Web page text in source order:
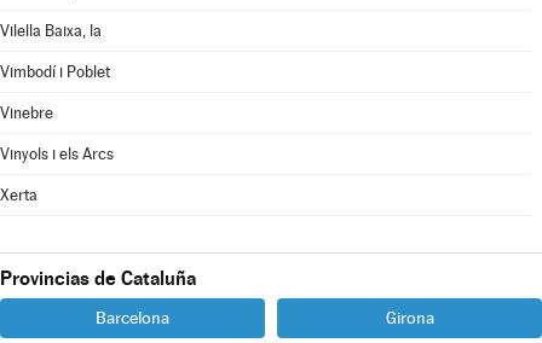
Vilella Baixa, la
Vimbodí i Poblet
Vinebre
Vinyols i els Arcs
Xerta
Provincias de Cataluña
Barcelona Girona